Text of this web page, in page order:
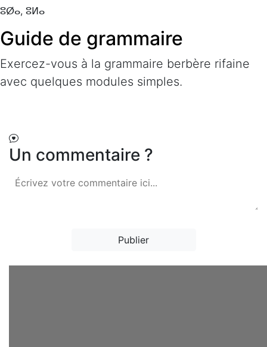
ⵓⵁⴰ, ⵓⵍⴰ
Guide de grammaire
Exercez-vous à la grammaire berbère rifaine
avec quelques modules simples.
Un commentaire ?
Publier